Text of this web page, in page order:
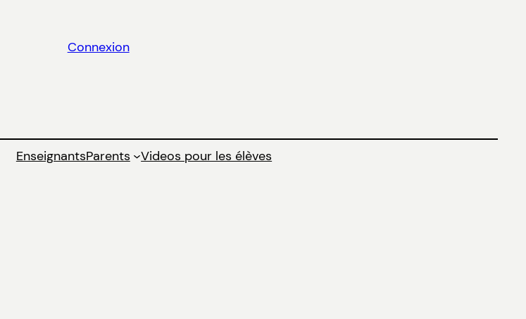
Connexion
EnseignantsParents Videos pour les élèves